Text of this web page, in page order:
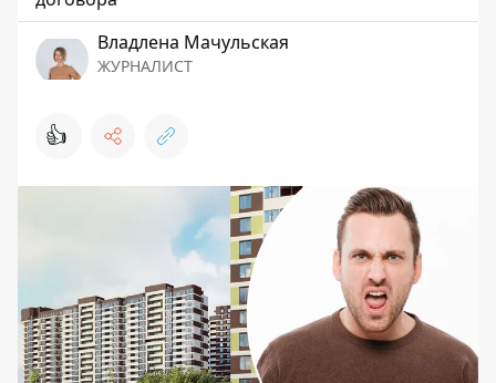
Владлена Мачульская
ЖУРНАЛИСТ
👍